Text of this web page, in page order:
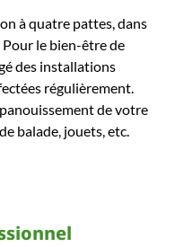
à quatre pattes, dans
le bien-être de
des installations
régulièrement.
de votre
balade, jouets, etc.